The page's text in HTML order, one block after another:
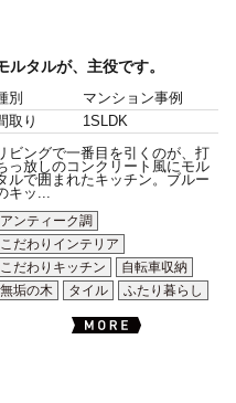
ルタルが、主役です。
別
マンション事例
取り
1SLDK
ビングで一番目を引くのが、打
っ放しのコンクリート風にモル
ルで囲まれたキッチン。ブルー
キッ...
アンティーク調
こだわりインテリア
こだわりキッチン
自転車収納
無垢の木
タイル ふたり暮らし